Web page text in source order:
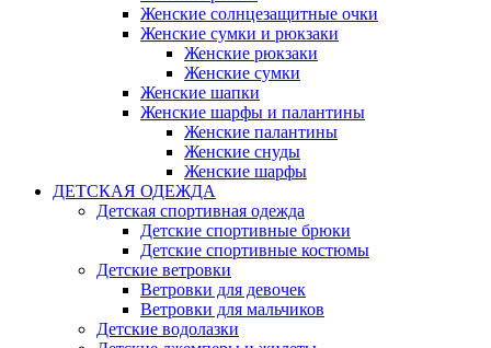
Женские солнцезащитные очки
Женские сумки и рюкзаки
Женские рюкзаки
Женские сумки
Женские шапки
Женские шарфы и палантины
Женские палантины
Женские снуды
Женские шарфы
ДЕТСКАЯ ОДЕЖДА
Детская спортивная одежда
Детские спортивные брюки
Детские спортивные костюмы
Детские ветровки
Ветровки для девочек
Ветровки для мальчиков
Детские водолазки